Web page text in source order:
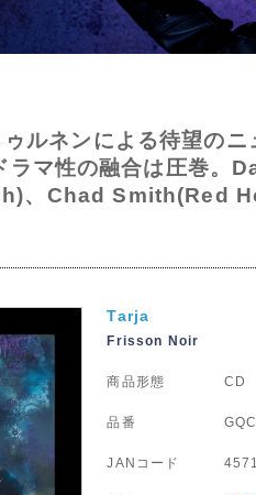
ルネンによる待望のニ
ラマ性の融合は圧巻
Chad Smith(Red
Tarja
Frisson Noir
商品形態 CD
品番
JANコード